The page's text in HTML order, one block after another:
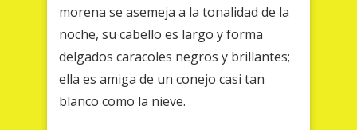
morena se asemeja a la tonalidad de la
noche, su cabello es largo y forma
delgados caracoles negros y brillantes;
ella es amiga de un conejo casi tan
blanco como la nieve.